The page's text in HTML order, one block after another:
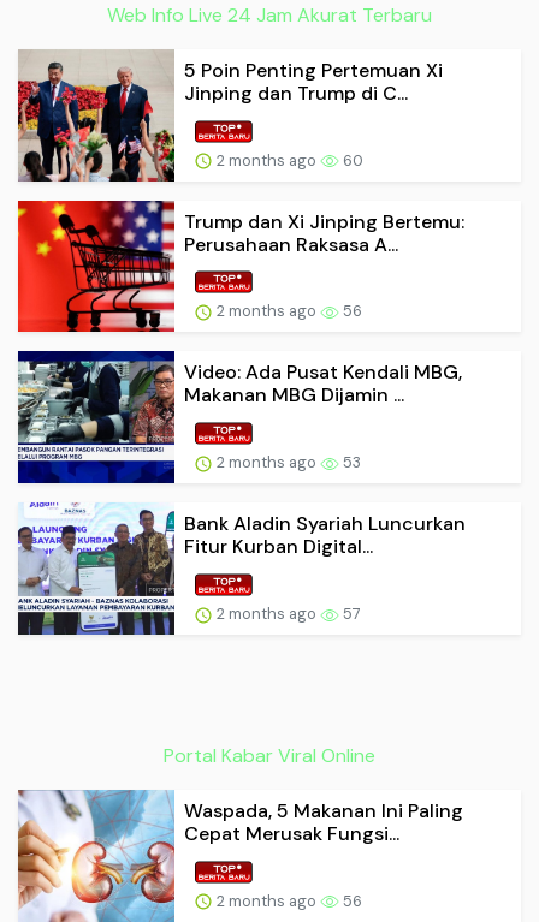
Web Info Live 24 Jam Akurat Terbaru
5 Poin Penting Pertemuan Xi
Jinping dan Trump di C...
2 months ago 60
Trump dan Xi Jinping Bertemu:
Perusahaan Raksasa A...
2 months ago 56
Video: Ada Pusat Kendali MBG,
Makanan MBG Dijamin ...
2 months ago 53
Bank Aladin Syariah Luncurkan
Fitur Kurban Digital...
2 months ago 57
Portal Kabar Viral Online
Waspada, 5 Makanan Ini Paling
Cepat Merusak Fungsi...
2 months ago 56